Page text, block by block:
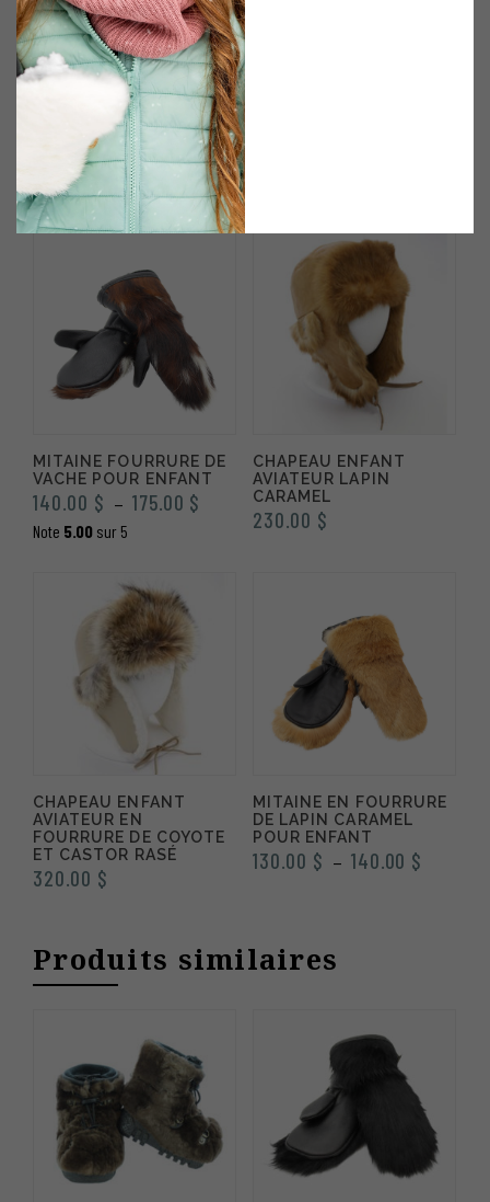
LE PRODUIT OU LES TAILLES,
VEUILLEZ CLIQUER SUR L’ONGLET
GUIDE D’ACHAT CI-DESSUS.
Vous aimerez peut-être
aussi…
MITAINE FOURRURE DE
VACHE POUR ENFANT
140.00 $ – 175.00 $
Note 5.00 sur 5
CHAPEAU ENFANT
AVIATEUR LAPIN
CARAMEL
230.00 $
CHAPEAU ENFANT
AVIATEUR EN
FOURRURE DE COYOTE
ET CASTOR RASÉ
320.00 $
MITAINE EN FOURRURE
DE LAPIN CARAMEL
POUR ENFANT
130.00 $ – 140.00 $
Produits similaires